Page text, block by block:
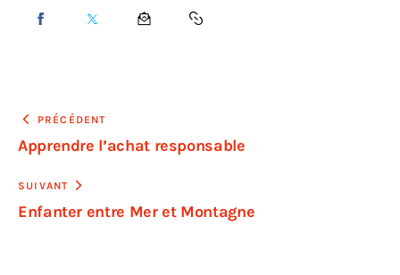
PRÉCÉDENT
Apprendre l’achat responsable
SUIVANT
Enfanter entre Mer et Montagne